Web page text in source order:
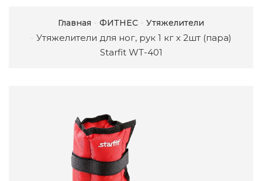
Главная ФИТНЕС Утяжелители
Утяжелители для ног, рук 1 кг х 2шт (пара)
Starfit WT-401